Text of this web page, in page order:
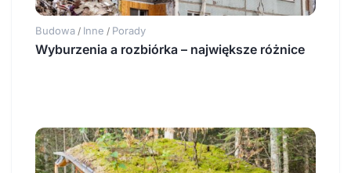
Budowa / Inne / Porady
Wyburzenia a rozbiórka – największe różnice